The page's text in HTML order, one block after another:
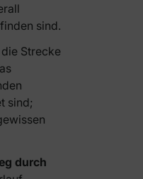
sind.
Strecke
sind;
durch